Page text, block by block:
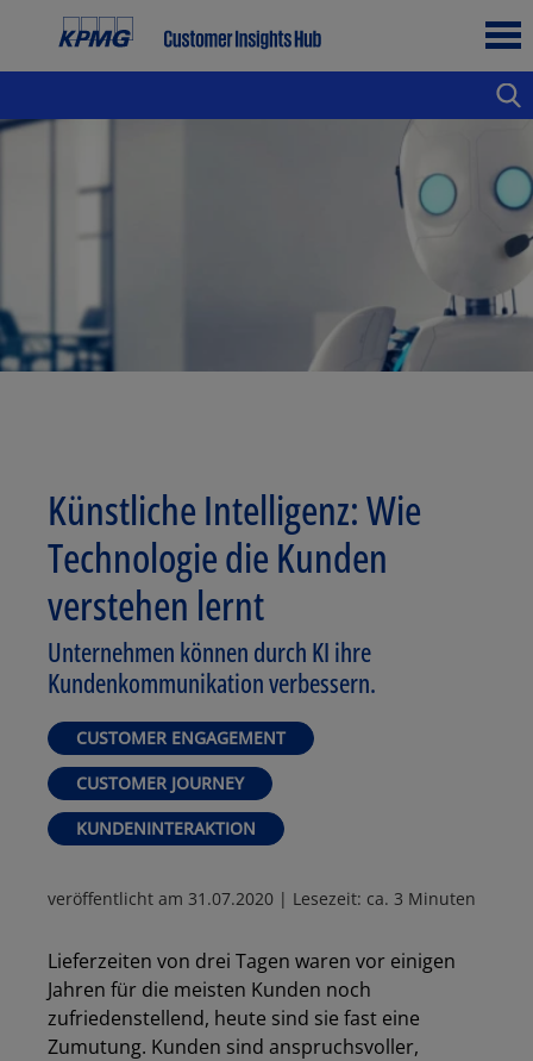
Künstliche Intelligenz: Wie
Technologie die Kunden
verstehen lernt
Unternehmen können durch KI ihre
Kundenkommunikation verbessern.
CUSTOMER ENGAGEMENT
CUSTOMER JOURNEY
KUNDENINTERAKTION
veröffentlicht am 31.07.2020 | Lesezeit: ca. 3 Minuten
Lieferzeiten von drei Tagen waren vor einigen
Jahren für die meisten Kunden noch
zufriedenstellend, heute sind sie fast eine
Zumutung. Kunden sind anspruchsvoller,